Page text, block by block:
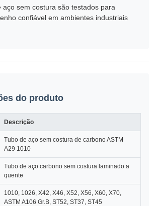
aço sem costura são testados para
confiável em ambientes industriais
do produto
Descrição
Tubo de aço sem costura de carbono ASTM
A29 1010
Tubo de aço carbono sem costura laminado a
quente
1010, 1026, X42, X46, X52, X56, X60, X70,
ASTM A106 Gr.B, ST52, ST37, ST45